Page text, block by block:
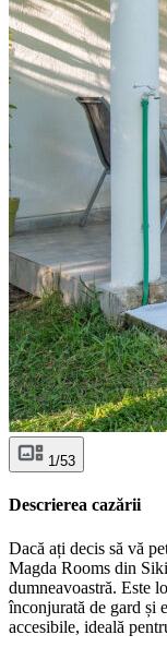
1/53
Descrierea cazării
Dacă ați decis să vă
Magda Rooms din
dumneavoastră. Este
înconjurată de gard și
accesibile, ideală